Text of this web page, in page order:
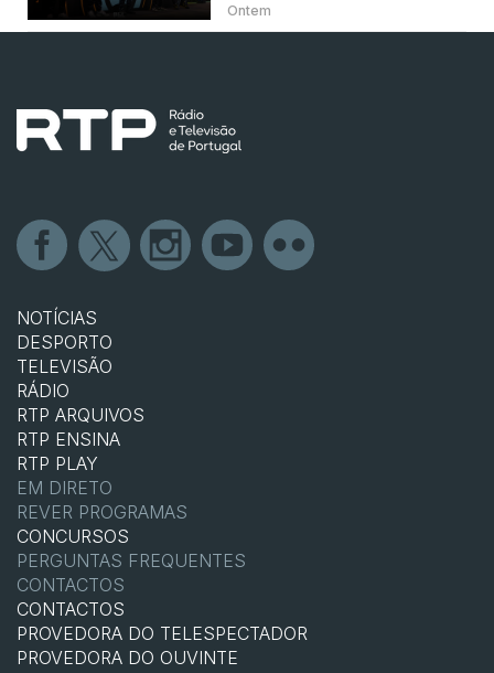
Ontem
NOTÍCIAS
DESPORTO
TELEVISÃO
RÁDIO
RTP ARQUIVOS
RTP ENSINA
RTP PLAY
EM DIRETO
REVER PROGRAMAS
CONCURSOS
PERGUNTAS FREQUENTES
CONTACTOS
CONTACTOS
PROVEDORA DO TELESPECTADOR
PROVEDORA DO OUVINTE